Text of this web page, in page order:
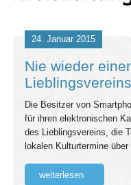
24. Januar 2015
Nie wieder
Die Besitzer von
für ihren elektronischen
des Lieblingsvereins, die
lokalen Kulturtermine
weiterlesen